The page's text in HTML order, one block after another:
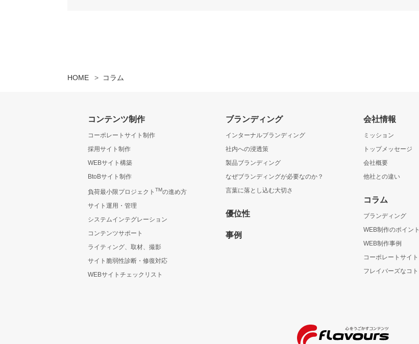
HOME コラム
コンテンツ制作
コーポレートサイト制作
採用サイト制作
WEBサイト構築
BtoBサイト制作
負荷最小限プロジェクト TMの進め方
サイト運用・管理
システムインテグレーション
コンテンツサポート
ライティング、取材、撮影
サイト脆弱性診断・修復対応
WEBサイトチェックリスト
ブランディング
インターナルブランディング
社内への浸透策
製品ブランディング
なぜブランディングが必要なのか？
言葉に落とし込む大切さ
優位性
事例
会社情報
ミッション
トップメッセージ
会社概要
他社との違い
コラム
ブランディング
WEB制作のポイント
WEB制作事例
コーポレートサイト
フレイバーズなコト